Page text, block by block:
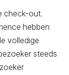
check-out.
hebben
volledige
steeds